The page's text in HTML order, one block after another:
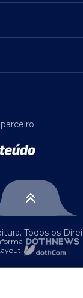
Todos os